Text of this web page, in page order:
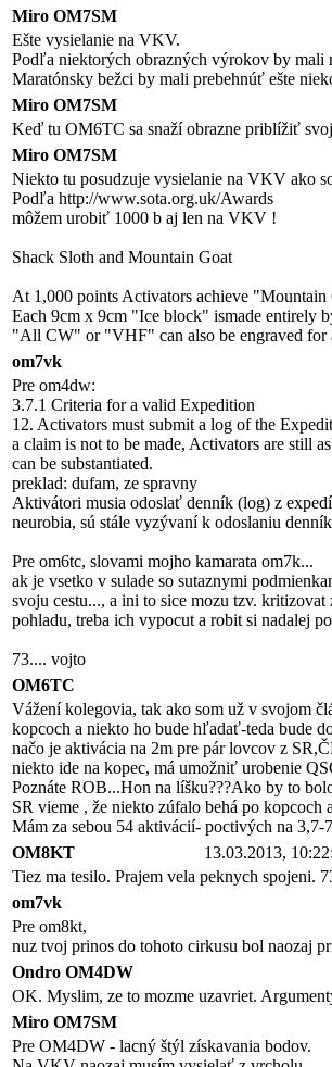
Miro OM7SM
Ešte vysielanie na VKV.
Podľa niektorých obrazných výrokov by
Maratónsky bežci by mali prebehnúť ešte
Miro OM7SM
Keď tu OM6TC sa snaží obrazne priblížiť
Miro OM7SM
Niekto tu posudzuje vysielanie na VKV ako
Podľa http://www.sota.org.uk/Awards
môžem urobiť 1000 b aj len na VKV !
Shack Sloth and Mountain Goat
At 1,000 points Activators achieve "Mountain
Each 9cm x 9cm "Ice block" ismade entirely
"All CW" or "VHF" can also be engraved for
om7vk
Pre om4dw:
3.7.1 Criteria for a valid Expedition
12. Activators must submit a log of the
a claim is not to be made, Activators are still
can be substantiated.
preklad: dufam, ze spravny
Aktivátori musia odoslať denník (log) z
neurobia, sú stále vyzývaní k odoslaniu
Pre om6tc, slovami mojho kamarata om7k...
ak je vsetko v sulade so sutaznymi
svoju cestu..., a ini to sice mozu tzv. kritizovat
pohladu, treba ich vypocut a robit si nadalej
73.... vojto
OM6TC
Vážení kolegovia, tak ako som už v svojom
kopcoch a niekto ho bude hľadať-teda bude
načo je aktivácia na 2m pre pár lovcov z
niekto ide na kopec, má umožniť urobenie
Poznáte ROB...Hon na líšku???Ako by to
SR vieme , že niekto zúfalo behá po kopcoch
Mám za sebou 54 aktivácií- poctivých na
OM8KT
13.03.2013,
Tiez ma tesilo. Prajem vela peknych spojeni.
om7vk
Pre om8kt,
nuz tvoj prinos do tohoto cirkusu bol naozaj
Ondro OM4DW
OK. Myslim, ze to mozme uzavriet.
Miro OM7SM
Pre OM4DW - lacný štýl získavania bodov.